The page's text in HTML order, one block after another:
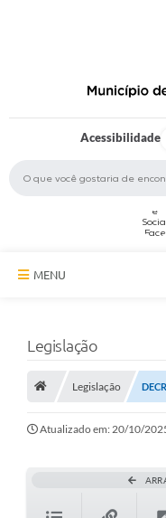
Acessibilidade
MENU
Secretarias
Serviços Online
Ouvidoria
Legislação
Legislação
Atualizado em: 20/10/